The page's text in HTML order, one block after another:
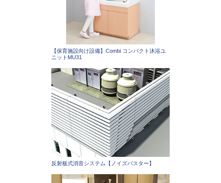
【保育施設向け設備】Combi コンパクト沐浴ユ
ニットMU31
反射板式消音システム【ノイズバスター】